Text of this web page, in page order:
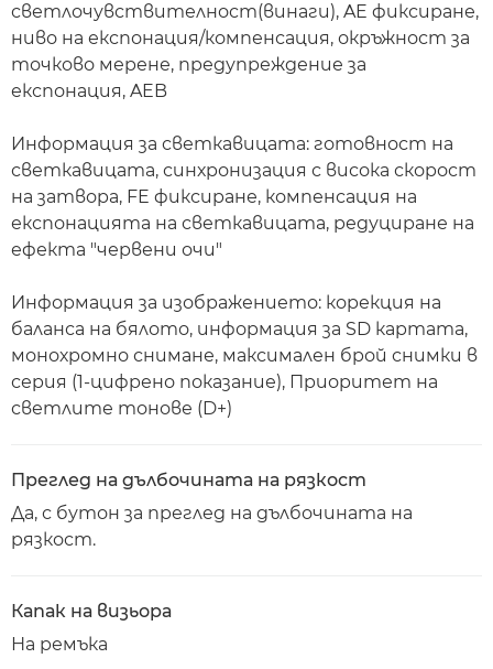
светлочувствителност(винаги), AE фиксиране,
ниво на експонация/компенсация, окръжност за
точково мерене, предупреждение за
експонация, AEB
Информация за светкавицата: готовност на
светкавицата, синхронизация с висока скорост
на затвора, FE фиксиране, компенсация на
експонацията на светкавицата, редуциране на
ефекта "червени очи"
Информация за изображението: корекция на
баланса на бялото, информация за SD картата,
монохромно снимане, максимален брой снимки в
серия (1-цифрено показание), Приоритет на
светлите тонове (D+)
Преглед на дълбочината на рязкост
Да, с бутон за преглед на дълбочината на
рязкост.
Капак на визьора
На ремъка